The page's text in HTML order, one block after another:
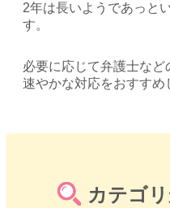
2年は長いようであっと
す。
必要に応じて弁護士など
速やかな対応をおすすめ
カテゴ